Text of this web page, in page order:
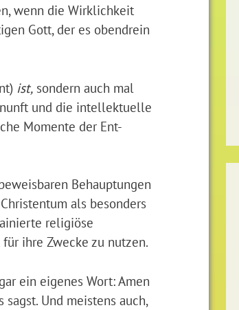
wenn die Wirklichkeit
Gott, der es obendrein
ist,sondern auch mal
und die intellektuelle
Momente der Ent-
Behauptungen
als besonders
religiöse
ihre Zwecke zu nutzen.
ein eigenes Wort: Amen
Und meistens auch,